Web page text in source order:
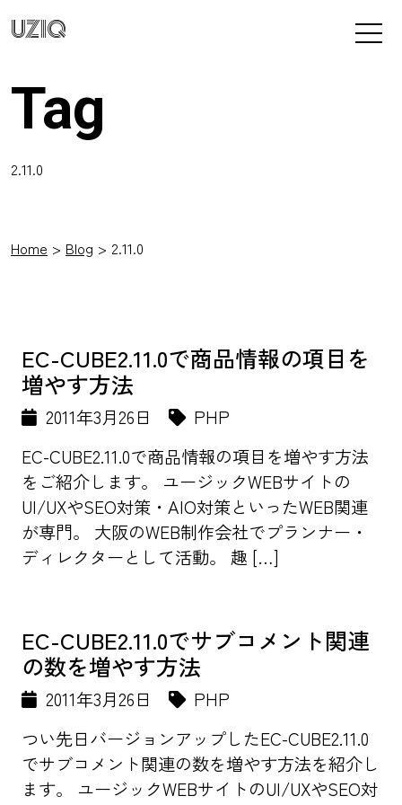
UZIQ
Tag
2.11.0
Home Blog 2.11.0
EC-CUBE2.11.0で商品情報の項目を
増やす方法
2011年3月26日
PHP
EC-CUBE2.11.0で商品情報の項目を増やす方法
をご紹介します。 ユージックWEBサイトの
UI/UXやSEO対策・AIO対策といったWEB関連
が専門。 大阪のWEB制作会社でプランナー・
ディレクターとして活動。 趣 […]
EC-CUBE2.11.0でサブコメント関連
の数を増やす方法
2011年3月26日
PHP
つい先日バージョンアップしたEC-CUBE2.11.0
でサブコメント関連の数を増やす方法を紹介し
ます。 ユージックWEBサイトのUI/UXやSEO対